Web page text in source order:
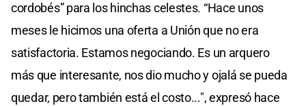
cordobés” para los hinchas celestes. “Hace unos
meses le hicimos una oferta a Unión que no era
satisfactoria. Estamos negociando. Es un arquero
más que interesante, nos dio mucho y ojalá se pueda
quedar, pero también está el costo...", expresó hace